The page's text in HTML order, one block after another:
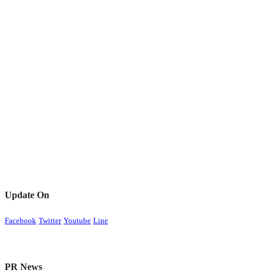
Update On
Facebook Twitter Youtube Line
PR News